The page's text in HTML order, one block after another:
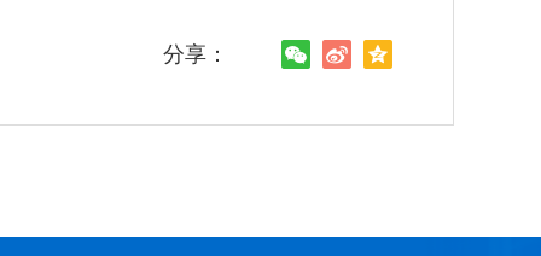
分享：